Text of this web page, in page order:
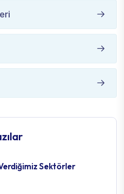
Sektörler